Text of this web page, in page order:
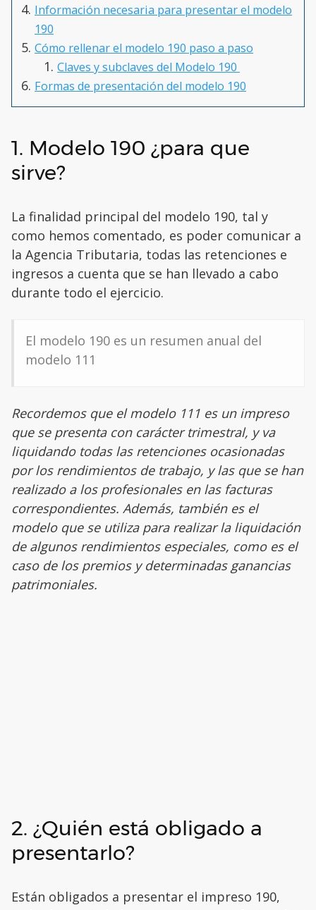
Información necesaria para presentar el modelo
190
Cómo rellenar el modelo 190 paso a paso
Claves y subclaves del Modelo 190
Formas de presentación del modelo 190
1. Modelo 190 ¿para que
sirve?
La finalidad principal del modelo 190, tal y
como hemos comentado, es poder comunicar a
la Agencia Tributaria, todas las retenciones e
ingresos a cuenta que se han llevado a cabo
durante todo el ejercicio.
El modelo 190 es un resumen anual del
modelo 111
Recordemos que el modelo 111 es un impreso
que se presenta con carácter trimestral, y va
liquidando todas las retenciones ocasionadas
por los rendimientos de trabajo, y las que se han
realizado a los profesionales en las facturas
correspondientes. Además, también es el
modelo que se utiliza para realizar la liquidación
de algunos rendimientos especiales, como es el
caso de los premios y determinadas ganancias
patrimoniales.
2. ¿Quién está obligado a
presentarlo?
Están obligados a presentar el impreso 190,